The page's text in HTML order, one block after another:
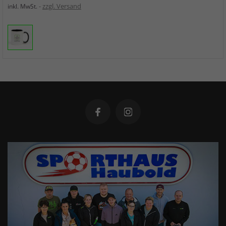
inkl. MwSt. zzgl. Versand